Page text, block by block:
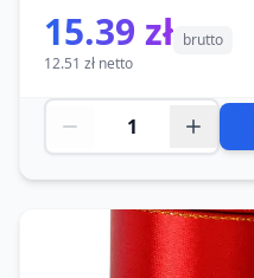
15.39 zł brutto
12.51 zł netto